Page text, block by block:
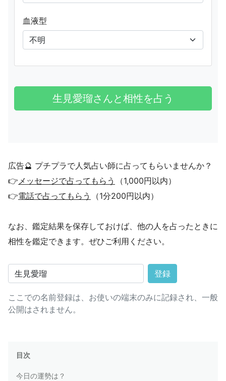
血液型
広告🔮 プチプラで人気占い師に占ってもらいませんか？
👉メッセージで占ってもらう
（1,000円以内）
👉電話で占ってもらう （1分200円以内）
なお、鑑定結果を保存しておけば、他の人を占ったときに
相性を鑑定できます。ぜひご利用ください。
登録
ここでの名前登録は、お使いの端末のみに記録され、一般
公開はされません。
目次
今日の運勢は？